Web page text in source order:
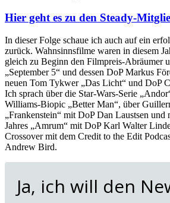
Hier geht es zu den Steady-
In dieser Folge schaue ich auch auf ein
zurück. Wahnsinnsfilme waren in diesem
gleich zu Beginn den Filmpreis-Abräumer
„September 5“ und dessen DoP Markus
neuen Tom Tykwer „Das Licht“ und DoP
Ich sprach über die Star-Wars-Serie
Williams-Biopic „Better Man“, über
„Frankenstein“ mit DoP Dan Laustsen
Jahres „Amrum“ mit DoP Karl Walter
Crossover mit dem Credit to the Edit
Andrew Bird.
Ja, ich will den